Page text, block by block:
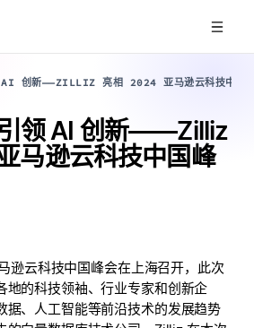
AI 创新——ZILLIZ 亮相 2024 亚马逊云科技中国
领 AI 创新——Zilliz
马逊云科技中国峰
逊云科技中国峰会在上海召开，此次
地的科技领袖、行业专家和创新企
据、人工智能等前沿技术的发展趋势